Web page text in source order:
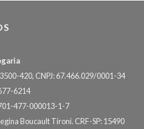
420, CNPJ: 67.466.029/0001-34
6214
477-000013-1-7
Boucault Tironi. CRF-SP: 15490